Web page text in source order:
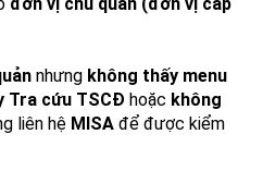
nhưng không thấy menu
Tra cứu TSCĐ hoặc không
liên hệ MISA để được kiểm